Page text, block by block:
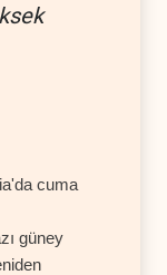
cuma
güney